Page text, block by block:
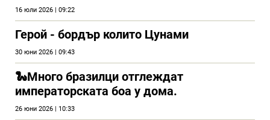
16 юли 2026 | 09:22
Герой - бордър колито Цунами
30 юни 2026 | 09:43
🐍Много бразилци отглеждат
императорската боа у дома.
26 юни 2026 | 10:33